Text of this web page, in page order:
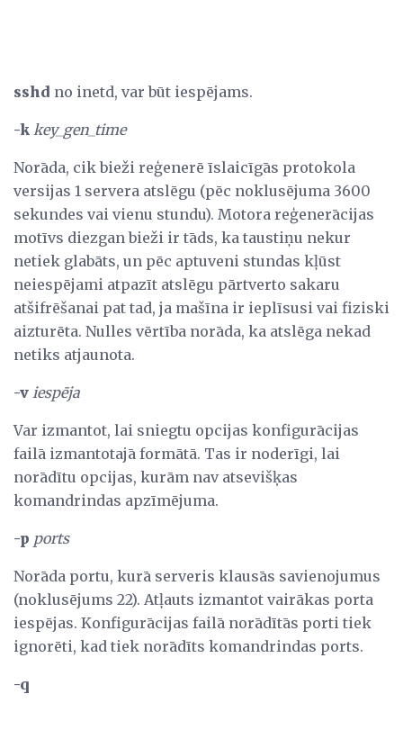
sshd no inetd, var būt iespējams.
-k key_gen_time
Norāda, cik bieži reģenerē īslaicīgās protokola
versijas 1 servera atslēgu (pēc noklusējuma 3600
sekundes vai vienu stundu). Motora reģenerācijas
motīvs diezgan bieži ir tāds, ka taustiņu nekur
netiek glabāts, un pēc aptuveni stundas kļūst
neiespējami atpazīt atslēgu pārtverto sakaru
atšifrēšanai pat tad, ja mašīna ir ieplīsusi vai fiziski
aizturēta. Nulles vērtība norāda, ka atslēga nekad
netiks atjaunota.
-v iespēja
Var izmantot, lai sniegtu opcijas konfigurācijas
failā izmantotajā formātā. Tas ir noderīgi, lai
norādītu opcijas, kurām nav atsevišķas
komandrindas apzīmējuma.
-p ports
Norāda portu, kurā serveris klausās savienojumus
(noklusējums 22). Atļauts izmantot vairākas porta
iespējas. Konfigurācijas failā norādītās porti tiek
ignorēti, kad tiek norādīts komandrindas ports.
-q